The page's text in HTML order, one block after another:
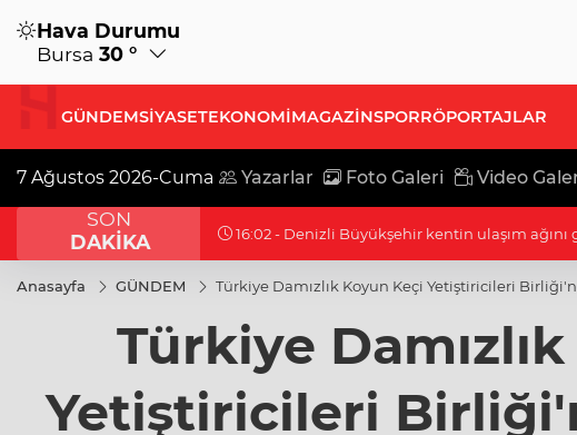
Hava Durumu
Bursa 30 °
GÜNDEMSİYASETEKONOMİMAGAZİNSPORRÖPORTAJLAR
7 Ağustos 2026-Cuma Yazarlar Foto Galeri Video
SON
DAKİKA
16:02 - Denizli Büyükşehir kentin ulaşım
Anasayfa GÜNDEM Türkiye Damızlık Koyun Keçi Yetiştiricileri
Türkiye
Yetiştiricileri